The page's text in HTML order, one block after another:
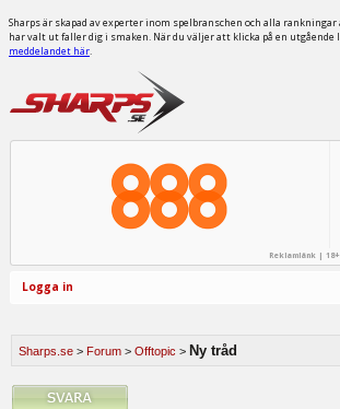
Sharps är skapad av experter inom spelbranschen och alla
har valt ut faller dig i smaken. När du väljer att klicka på en
meddelandet här.
Reklamlänk |
Logga in
Sharps.se > Forum > Offtopic > Ny tråd